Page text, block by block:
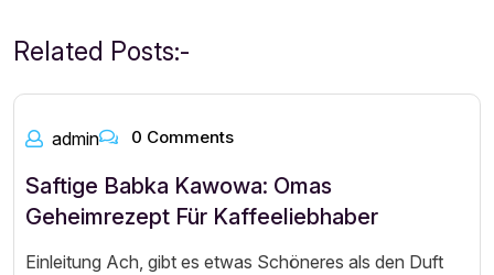
Related Posts:-
admin 0 Comments
Saftige Babka Kawowa: Omas
Geheimrezept Für Kaffeeliebhaber
Einleitung Ach, gibt es etwas Schöneres als den Duft